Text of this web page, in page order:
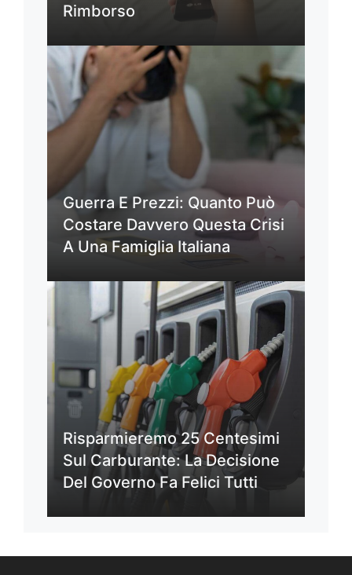
Rimborso
Guerra E Prezzi: Quanto Può
Costare Davvero Questa Crisi
A Una Famiglia Italiana
Risparmieremo 25 Centesimi
Sul Carburante: La Decisione
Del Governo Fa Felici Tutti